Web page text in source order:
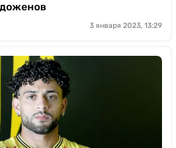
3 января 2023, 13:29